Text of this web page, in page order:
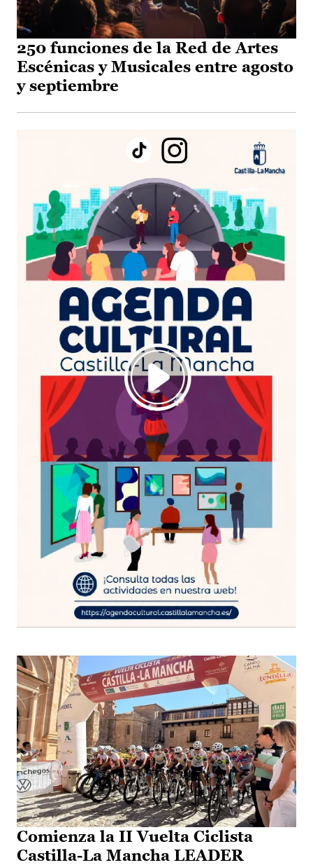
250 funciones de la Red de Artes
Escénicas y Musicales entre agosto
y septiembre
Comienza la II Vuelta Ciclista
Castilla-La Mancha LEADER